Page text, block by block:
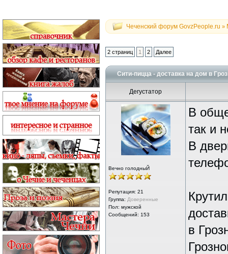
Чеченский форум GovzPeople.ru »
2 страниц 1 2 Далее
Сити-пицца - доставка на дом в
Дегустатор
Вечно голодныЙ
Репутация: 21
Группа: Доверенные
Пол: мужской
Сообщений: 153
В
так и
В
в